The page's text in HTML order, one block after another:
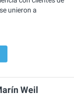
unieron a
Weil